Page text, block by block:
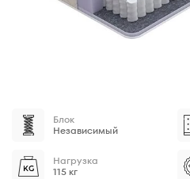
Блок
Независимый
Нагрузка
115 кг